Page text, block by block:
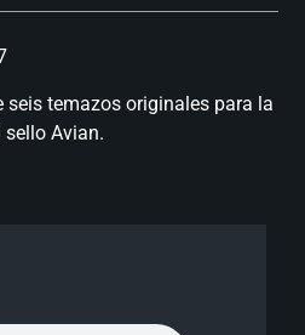
seis temazos originales para la
sello Avian.